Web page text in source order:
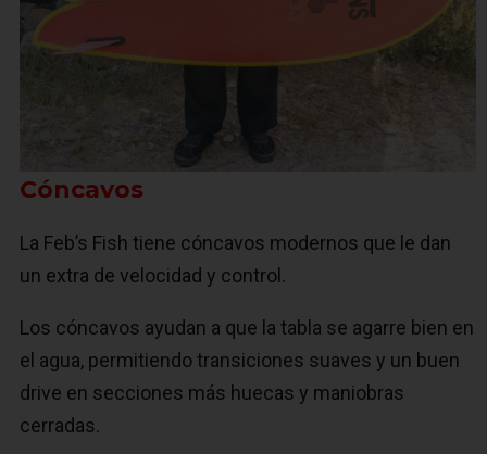
Cóncavos
La Feb’s Fish tiene cóncavos modernos que le dan
un extra de velocidad y control.
Los cóncavos ayudan a que la tabla se agarre bien en
el agua, permitiendo transiciones suaves y un buen
drive en secciones más huecas y maniobras
cerradas.